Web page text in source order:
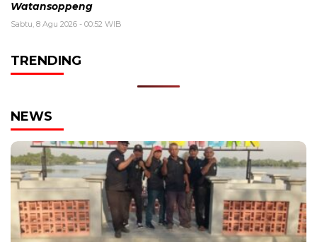
Watansoppeng
Sabtu, 8 Agu 2026 - 00:52 WIB
TRENDING
NEWS